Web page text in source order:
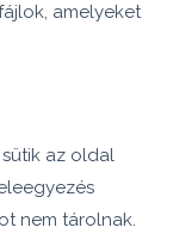
amelyeket
az oldal
nem tárolnak.